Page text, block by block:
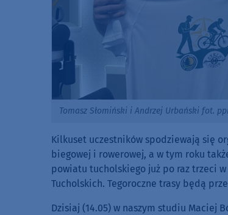
Tomasz Słomiński i Andrzej Urbański fot.
Kilkuset uczestników spodziewają się
biegowej i rowerowej, a w tym roku
powiatu tucholskiego już po raz trzeci
Tucholskich. Tegoroczne trasy będą
Dzisiaj (14.05) w naszym studiu Maciej